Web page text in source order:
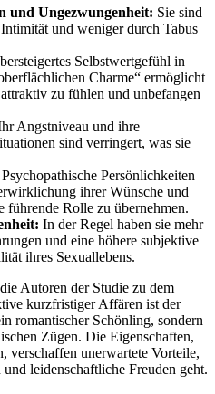
und Ungezwungenheit: Sie sind
und weniger durch Tabus
Selbstwertgefühl in
Charme“ ermöglicht
zu fühlen und unbefangen
Angstniveau und ihre
sind verringert, was sie
Psychopathische Persönlichkeiten
ihrer Wünsche und
führende Rolle zu übernehmen.
In der Regel haben sie mehr
und eine höhere subjektive
ihres Sexuallebens.
Autoren der Studie zu dem
kurzfristiger Affären ist der
romantischer Schönling, sondern
Zügen. Die Eigenschaften,
verschaffen unerwartete Vorteile,
leidenschaftliche Freuden geht.